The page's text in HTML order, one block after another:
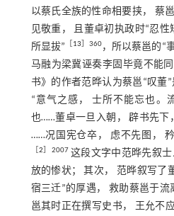
以蔡氏全族的性命相要挟， 蔡
见敬重， 且董卓初执政时“忍
所显拔”
13 ］360，所以蔡邕的“
马融为梁冀诬奏李固毕竟不能
书》的作者范晔认为蔡邕“叹董
“意气之感， 士所不能忘也。
也……董卓一旦入朝， 辟书先下
……况国宪仓卒， 虑不先图，
2 ］2007 这段文字中范晔先叙
放的惨状； 其次， 范晔叙写了
宿三迁”的厚遇， 救助蔡邕于流
邕其时正在撰写史书， 王允不